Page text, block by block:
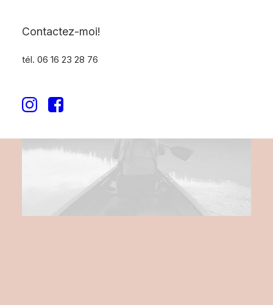
Contactez-moi!
tél. 06 16 23 28 76
Essentials